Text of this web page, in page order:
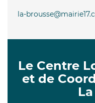
la-
Le Centre
et de